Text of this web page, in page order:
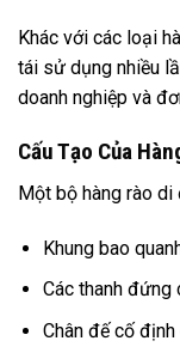
Khác với các loại
tái sử dụng nhiều
doanh nghiệp và
Cấu Tạo Của
Một bộ hàng rào
Khung bao
Các thanh đứng
Chân đế cố